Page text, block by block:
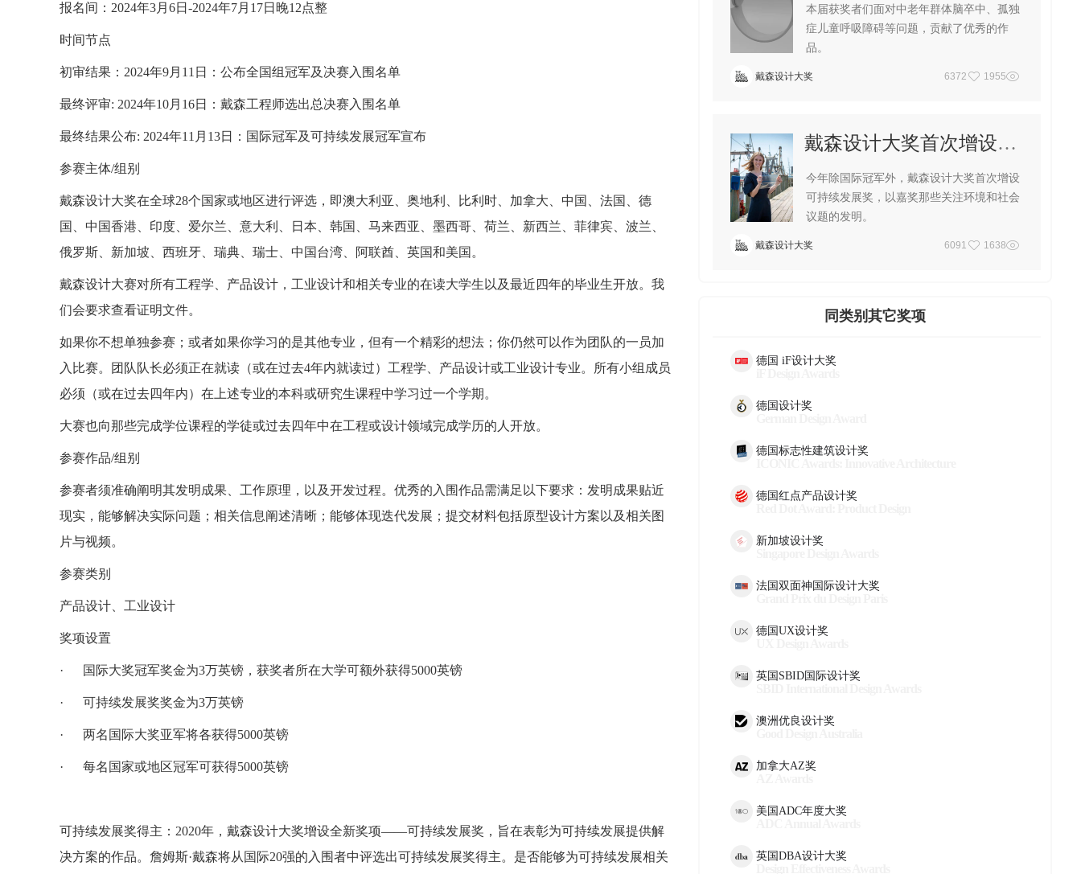
报名间：2024年3月6日-2024年7月17日晚12点整
时间节点
初审结果：2024年9月11日：公布全国组冠军及决赛入围名单
最终评审: 2024年10月16日：戴森工程师选出总决赛入围名单
最终结果公布: 2024年11月13日：国际冠军及可持续发展冠军宣布
参赛主体/组别
戴森设计大奖在全球28个国家或地区进行评选，即澳大利亚、奥地利、比利时、加拿大、中国、法国、德
国、中国香港、印度、爱尔兰、意大利、日本、韩国、马来西亚、墨西哥、荷兰、新西兰、菲律宾、波兰、
俄罗斯、新加坡、西班牙、瑞典、瑞士、中国台湾、阿联酋、英国和美国。
戴森设计大赛对所有工程学、产品设计，工业设计和相关专业的在读大学生以及最近四年的毕业生开放。我
们会要求查看证明文件。
如果你不想单独参赛；或者如果你学习的是其他专业，但有一个精彩的想法；你仍然可以作为团队的一员加
入比赛。团队队长必须正在就读（或在过去4年内就读过）工程学、产品设计或工业设计专业。所有小组成员
必须（或在过去四年内）在上述专业的本科或研究生课程中学习过一个学期。
大赛也向那些完成学位课程的学徒或过去四年中在工程或设计领域完成学历的人开放。
参赛作品/组别
参赛者须准确阐明其发明成果、工作原理，以及开发过程。优秀的入围作品需满足以下要求：发明成果贴近
现实，能够解决实际问题；相关信息阐述清晰；能够体现迭代发展；提交材料包括原型设计方案以及相关图
片与视频。
参赛类别
产品设计、工业设计
奖项设置
· 国际大奖冠军奖金为3万英镑，获奖者所在大学可额外获得5000英镑
· 可持续发展奖奖金为3万英镑
· 两名国际大奖亚军将各获得5000英镑
· 每名国家或地区冠军可获得5000英镑
可持续发展奖得主：2020年，戴森设计大奖增设全新奖项——可持续发展奖，旨在表彰为可持续发展提供解
决方案的作品。詹姆斯·戴森将从国际20强的入围者中评选出可持续发展奖得主。是否能够为可持续发展相关
本届获奖者们面对中老年群体脑卒中、孤独
症儿童呼吸障碍等问题，贡献了优秀的作
品。
戴森设计大奖 6372 1955
戴森设计大奖首次增设可持续发展奖
今年除国际冠军外，戴森设计大奖首次增设
可持续发展奖，以嘉奖那些关注环境和社会
议题的发明。
戴森设计大奖 6091 1638
同类别其它奖项
德国 iF设计大奖
德国设计奖
德国标志性建筑设计奖
德国红点产品设计奖
新加坡设计奖
法国双面神国际设计大奖
德国UX设计奖
英国SBID国际设计奖
澳洲优良设计奖
加拿大AZ奖
美国ADC年度大奖
英国DBA设计大奖